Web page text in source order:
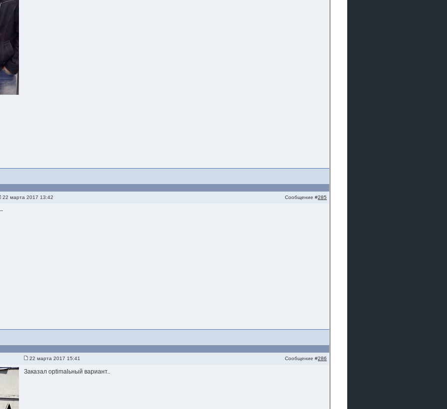
22 марта 2017 13:42 Сообщение #285
22 марта 2017 15:41 Сообщение #286
Заказал optimalьный вариант..